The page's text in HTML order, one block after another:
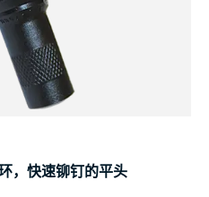
，快速铆钉的平头